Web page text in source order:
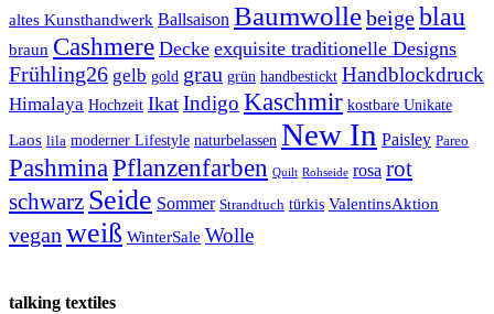
altes Kunsthandwerk Ballsaison Baumwollebeigeblau
braun Cashmere Decke exquisite traditionelle Designs
Frühling26 gelb gold grau grün handbestickt Handblockdruck
Himalaya Hochzeit Ikat Indigo Kaschmir kostbare Unikate
Laos lila moderner Lifestyle naturbelassen New In Paisley Pareo
PashminaPflanzenfarben Quilt Rohseide rosa rot
schwarz Seide Sommer Strandtuch türkis ValentinsAktion
vegan weiß WinterSale Wolle
talking textiles